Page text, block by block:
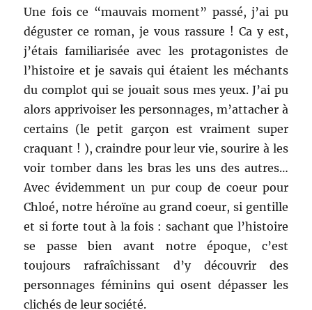
Une fois ce “mauvais moment” passé, j’ai pu
déguster ce roman, je vous rassure ! Ca y est,
j’étais familiarisée avec les protagonistes de
l’histoire et je savais qui étaient les méchants
du complot qui se jouait sous mes yeux. J’ai pu
alors apprivoiser les personnages, m’attacher à
certains (le petit garçon est vraiment super
craquant ! ), craindre pour leur vie, sourire à les
voir tomber dans les bras les uns des autres…
Avec évidemment un pur coup de coeur pour
Chloé, notre héroïne au grand coeur, si gentille
et si forte tout à la fois : sachant que l’histoire
se passe bien avant notre époque, c’est
toujours rafraîchissant d’y découvrir des
personnages féminins qui osent dépasser les
clichés de leur société.